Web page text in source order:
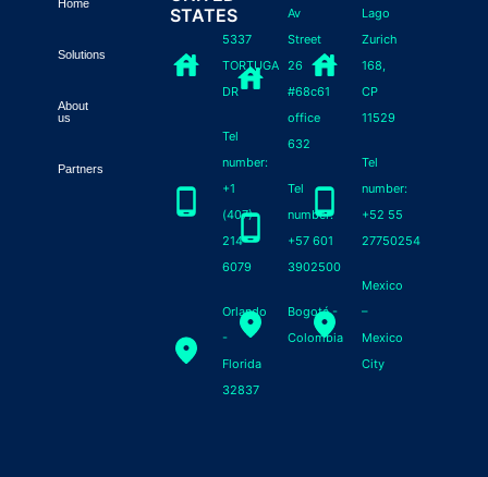
Home
Solutions
About
us
Partners
STATES
5337
TORTUGA
DR
Tel
number:
+1
(407)
214-
6079
Orlando
-
Florida
32837
Av
Street
26
#68c61
office
632
Tel
number:
+57 601
3902500
Bogotá -
Colombia
Lago
Zurich
168,
CP
11529
Tel
number:
+52 55
27750254
Mexico
–
Mexico
City